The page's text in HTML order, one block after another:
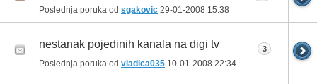
Poslednja poruka od sgakovic 29-01-2008 15:38
nestanak pojedinih kanala na digi tv
Poslednja poruka od vladica035 10-01-2008 22:34
3